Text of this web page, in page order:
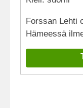
Forssan Lehti
Hämeessä